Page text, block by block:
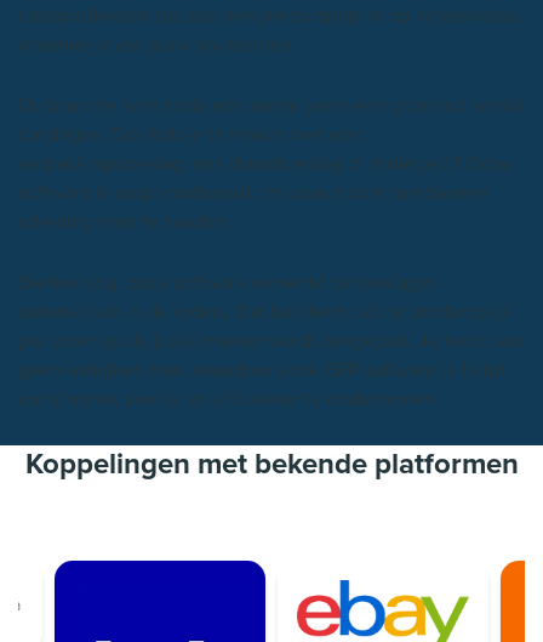
transportkosten toe aan een productprijs of op orderniveau,
afhankelijk van jouw voorkeuren.
De branche kent sinds een aantal jaren een groeiend aantal
toeslagen. Dus heb je te maken met een
verpakkingstoeslag, een dieseltoeslag of statiegeld? Onze
software is erop voorbereid, om daar zonder problemen
rekening mee te houden.
Sterker nog, onze software verwerkt de toeslagen
automatisch in de orders. Dat betekent dat de productprijs
per order op de juiste manier wordt aangepast. Je hebt daar
geen omkijken naar, waardoor onze ERP-software je helpt
om slimmer, sneller en efficiënter te ondernemen.
Koppelingen met bekende platformen